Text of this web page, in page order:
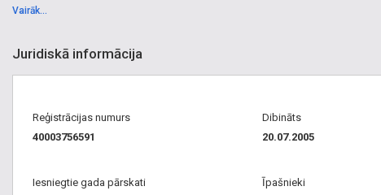
Piltene, Preiļi, Priekule, Pāvilosta, Pļaviņas, Rēzekne, Rīga,
Varakļāni, Ventspils, Viesīte, Viļaka, Viļāni, Zilupe, Ķegums,
Vairāk...
Juridiskā informācija
Reģistrācijas numurs
40003756591
Dibināts
20.07.2005
Iesniegtie gada pārskati
Īpašnieki